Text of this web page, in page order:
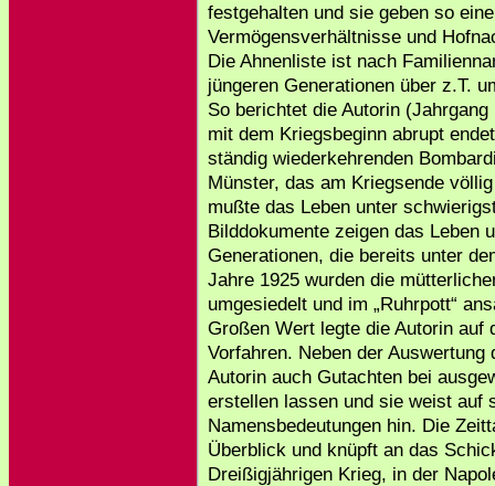
festgehalten und sie geben so
Vermögensverhältnisse und
Die Ahnenliste ist nach
jüngeren Generationen über z.T.
So berichtet die Autorin
mit dem Kriegsbeginn abrupt
ständig wiederkehrenden
Münster, das am Kriegsende
mußte das Leben unter
Bilddokumente zeigen das Leben
Generationen, die bereits unter
Jahre 1925 wurden die
umgesiedelt und im „Ruhrpott“
Großen Wert legte die Autorin auf
Vorfahren. Neben der
Autorin auch Gutachten bei
erstellen lassen und sie weist auf
Namensbedeutungen hin. Die
Überblick und knüpft an das
Dreißigjährigen Krieg, in der